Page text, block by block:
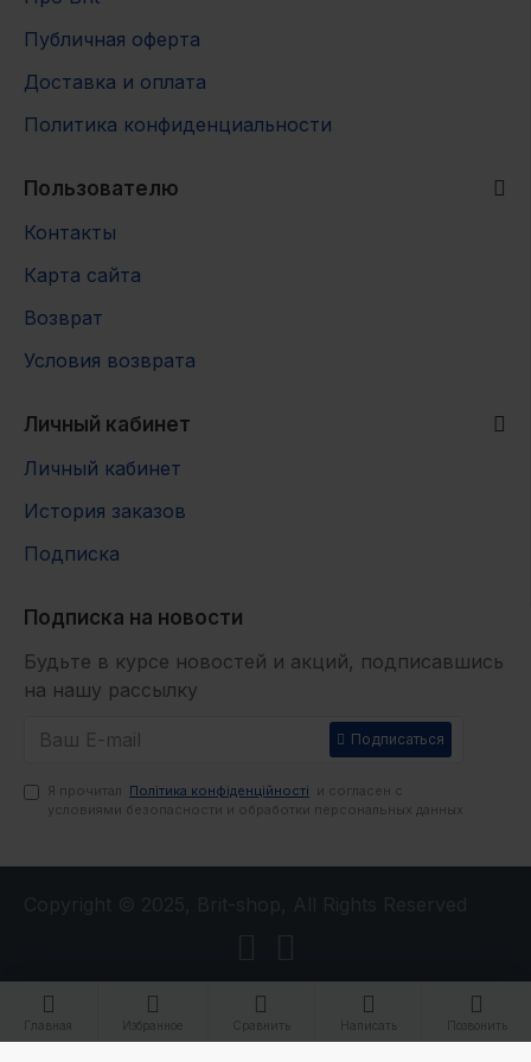
розмарина.
Энергетическая ценность:
Публичная оферта
Доставка и оплата
Политика конфиденциальности
Пользователю
Контакты
Карта сайта
Возврат
Условия возврата
Личный кабинет
Личный кабинет
История заказов
Подписка
Подписка на новости
Будьте в курсе новостей и акций, подписавшись
на нашу рассылку
Подписаться
Я прочитал Політика конфіденційності и согласен с
условиями безопасности и обработки персональных данных
Главная Избранное Сравнить Написать Позвонить